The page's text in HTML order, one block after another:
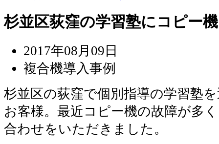
杉並区荻窪の学習塾にコピー
2017年08月09日
複合機導入事例
杉並区の荻窪で個別指導の学習塾
お客様。最近コピー機の故障が多
合わせをいただきました。